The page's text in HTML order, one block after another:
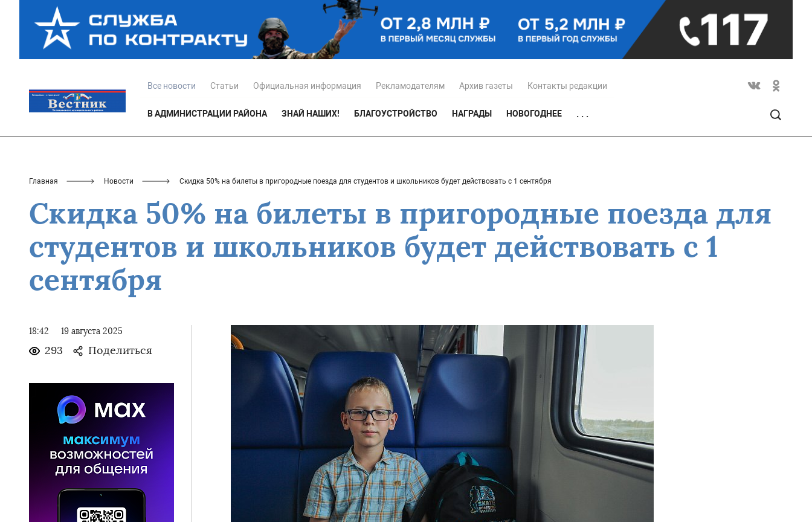
Все новости Статьи Официальная информация Рекламодателям Архив газеты Контакты редакции
В АДМИНИСТРАЦИИ РАЙОНА ЗНАЙ НАШИХ! БЛАГОУСТРОЙСТВО НАГРАДЫ НОВОГОДНЕЕ . . .
Главная Новости Скидка 50% на билеты в пригородные поезда для студентов и школьников будет действовать с 1 сентября
Скидка 50% на билеты в пригородные поезда для
студентов и школьников будет действовать с 1
сентября
18:42 19 августа 2025
293 Поделиться